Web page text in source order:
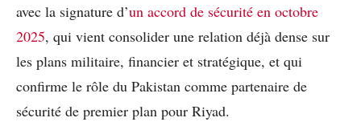
avec la signature d’un accord de sécurité en octobre
2025, qui vient consolider une relation déjà dense sur
les plans militaire, financier et stratégique, et qui
confirme le rôle du Pakistan comme partenaire de
sécurité de premier plan pour Riyad.